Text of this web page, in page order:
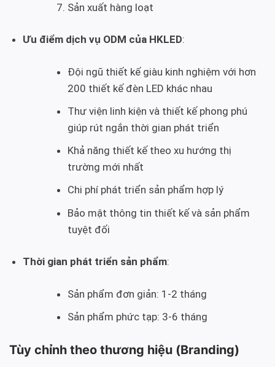
Sản xuất hàng loạt
Ưu điểm dịch vụ ODM của HKLED:
Đội ngũ thiết kế giàu kinh nghiệm với hơn
200 thiết kế đèn LED khác nhau
Thư viện linh kiện và thiết kế phong phú
giúp rút ngắn thời gian phát triển
Khả năng thiết kế theo xu hướng thị
trường mới nhất
Chi phí phát triển sản phẩm hợp lý
Bảo mật thông tin thiết kế và sản phẩm
tuyệt đối
Thời gian phát triển sản phẩm:
Sản phẩm đơn giản: 1-2 tháng
Sản phẩm phức tạp: 3-6 tháng
Tùy chỉnh theo thương hiệu (Branding)